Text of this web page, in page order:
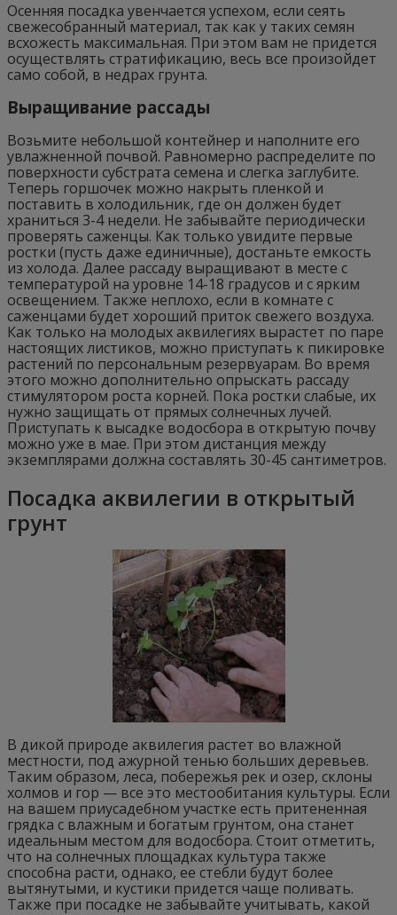
Осенняя посадка увенчается успехом, если сеять
свежесобранный материал, так как у таких семян
всхожесть максимальная. При этом вам не придется
осуществлять стратификацию, весь все произойдет
само собой, в недрах грунта.
Выращивание рассады
Возьмите небольшой контейнер и наполните его
увлажненной почвой. Равномерно распределите по
поверхности субстрата семена и слегка заглубите.
Теперь горшочек можно накрыть пленкой и
поставить в холодильник, где он должен будет
храниться 3-4 недели. Не забывайте периодически
проверять саженцы. Как только увидите первые
ростки (пусть даже единичные), достаньте емкость
из холода. Далее рассаду выращивают в месте с
температурой на уровне 14-18 градусов и с ярким
освещением. Также неплохо, если в комнате с
саженцами будет хороший приток свежего воздуха.
Как только на молодых аквилегиях вырастет по паре
настоящих листиков, можно приступать к пикировке
растений по персональным резервуарам. Во время
этого можно дополнительно опрыскать рассаду
стимулятором роста корней. Пока ростки слабые, их
нужно защищать от прямых солнечных лучей.
Приступать к высадке водосбора в открытую почву
можно уже в мае. При этом дистанция между
экземплярами должна составлять 30-45 сантиметров.
Посадка аквилегии в открытый
грунт
В дикой природе аквилегия растет во влажной
местности, под ажурной тенью больших деревьев.
Таким образом, леса, побережья рек и озер, склоны
холмов и гор — все это местообитания культуры. Если
на вашем приусадебном участке есть притененная
грядка с влажным и богатым грунтом, она станет
идеальным местом для водосбора. Стоит отметить,
что на солнечных площадках культура также
способна расти, однако, ее стебли будут более
вытянутыми, и кустики придется чаще поливать.
Также при посадке не забывайте учитывать, какой